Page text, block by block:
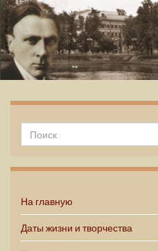
На главную
Даты жизни и творчества